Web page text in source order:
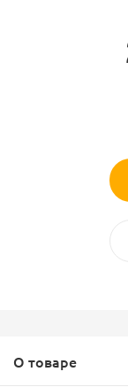
О товаре